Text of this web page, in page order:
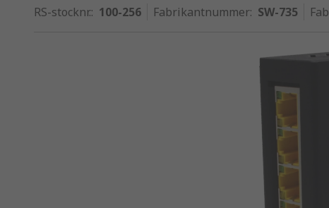
RS-stocknr.: 100-256 Fabrikantnummer: SW-735